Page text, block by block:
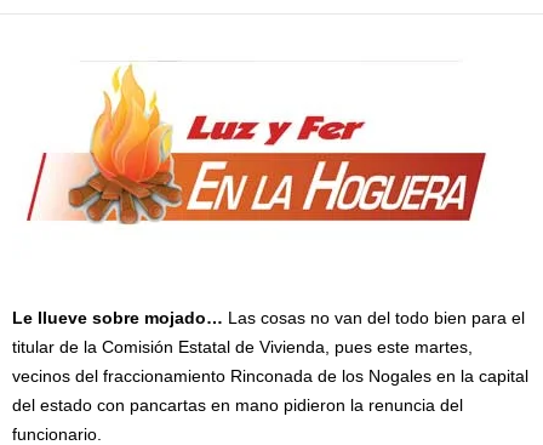
Le llueve sobre mojado… Las cosas no van del todo bien para el
titular de la Comisión Estatal de Vivienda, pues este martes,
vecinos del fraccionamiento Rinconada de los Nogales en la capital
del estado con pancartas en mano pidieron la renuncia del
funcionario.